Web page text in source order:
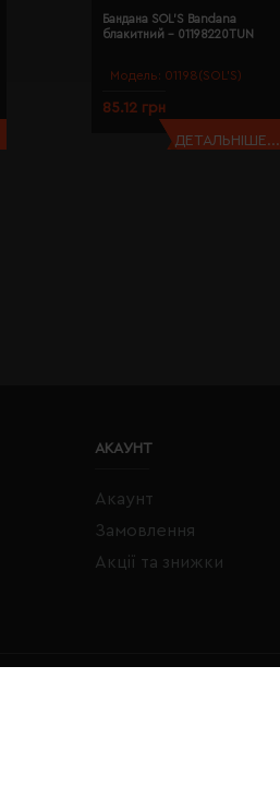
Модель: 01198(SOL’S)
Бандана SOL'S Bandana
блакитний - 01198220TUN
85.12 грн
ДЕТАЛЬНІШЕ...
АКАУНТ
Акаунт
Замовлення
Акції та знижки